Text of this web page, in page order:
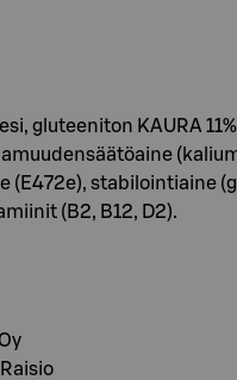
gluteeniton KAURA
(E472e), stabilointiaine
(B2, B12, D2).